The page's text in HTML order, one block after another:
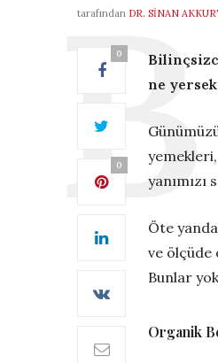
tarafından DR. SINAN
0
0
ne
yanımızı
Öte
ve ölçüde
Bunlar
Organik